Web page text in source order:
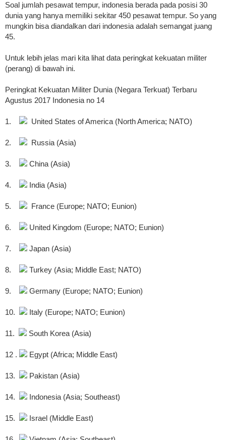
Soal jumlah pesawat tempur, indonesia berada pada posisi 30
dunia yang hanya memiliki sekitar 450 pesawat tempur. So yang
mungkin bisa diandalkan dari indonesia adalah semangat juang
45.
Untuk lebih jelas mari kita lihat data peringkat kekuatan militer
(perang) di bawah ini.
Peringkat Kekuatan Militer Dunia (Negara Terkuat) Terbaru
Agustus 2017 Indonesia no 14
1. United States of America (North America; NATO)
2. Russia (Asia)
3. China (Asia)
4. India (Asia)
5. France (Europe; NATO; Eunion)
6. United Kingdom (Europe; NATO; Eunion)
7. Japan (Asia)
8. Turkey (Asia; Middle East; NATO)
9. Germany (Europe; NATO; Eunion)
10. Italy (Europe; NATO; Eunion)
11. South Korea (Asia)
12 . Egypt (Africa; Middle East)
13. Pakistan (Asia)
14. Indonesia (Asia; Southeast)
15. Israel (Middle East)